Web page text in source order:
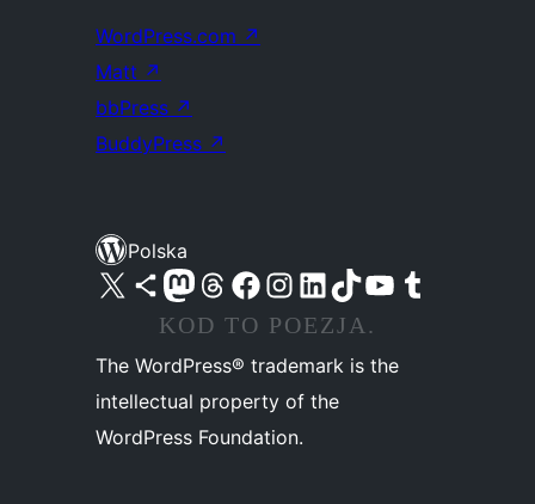
WordPress.com ↗
Matt ↗
bbPress ↗
BuddyPress ↗
Polska
Odwiedź nasze konto X (dawniej Twitter)
Odwiedź nasze konto Bluesky
Odwiedź nasze konto na Mastodoncie
Odwiedź naszego Threadsa
Odwiedź naszego Facebooka
Odwiedź nasze konto na Instagramie
Odwiedź nasze konto na LinkedIn
Odwiedź naszego TikToka
Odwiedź nasz kanał YouTube
Odwiedź naszego Tumblra
KOD TO POEZJA.
The WordPress® trademark is the
intellectual property of the
WordPress Foundation.